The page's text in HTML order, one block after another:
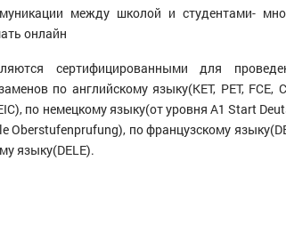
между школой и студентами-
онлайн
сертифицированными для
по английскому языку(KET, PET, FCE,
по немецкому языку(от уровня А1 Start
Oberstufenprufung), по французскому
языку(DELE).